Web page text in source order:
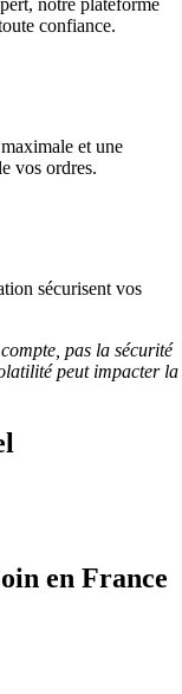
confiance.
et une
vos ordres.
sécurisent vos
pas la sécurité
peut impacter la
en France